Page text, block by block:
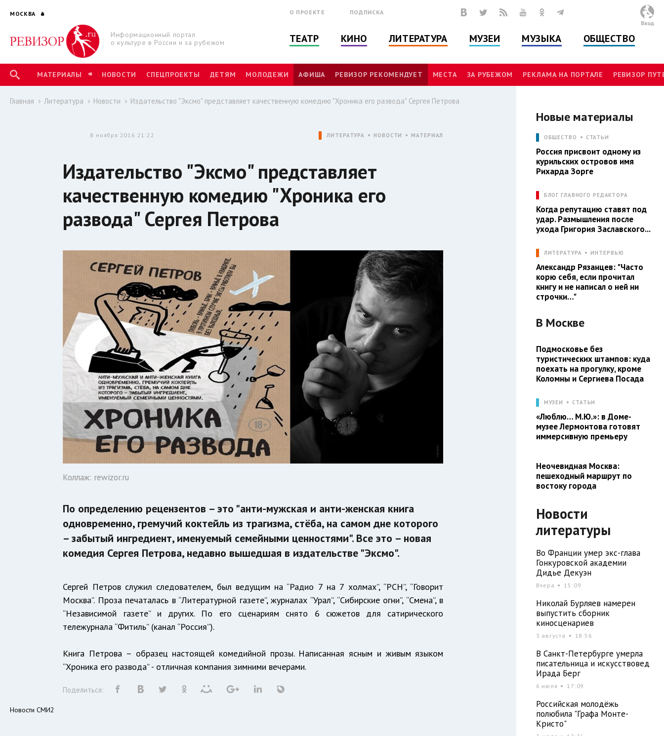
МОСКВА
Информационный портал
о культуре в России и за рубежом
О ПРОЕКТЕ ПОДПИСКА
ТЕАТР КИНО ЛИТЕРАТУРА МУЗЕИ МУЗЫКА ОБЩЕСТВО
Вход
МАТЕРИАЛЫ НОВОСТИ СПЕЦПРОЕКТЫ ДЕТЯМ МОЛОДЕЖИ АФИША РЕВИЗОР РЕКОМЕНДУЕТ МЕСТА ЗА РУБЕЖОМ РЕКЛАМА НА ПОРТАЛЕ РЕВИЗОР
Главная Литература Новости Издательство "Эксмо" представляет качественную комедию "Хроника его развода" Сергея Петрова
8 ноября 2016 21:22 ЛИТЕРАТУРА НОВОСТИ МАТЕРИАЛ
Издательство "Эксмо" представляет
качественную комедию "Хроника его
развода" Сергея Петрова
Коллаж: rewizor.ru
По определению рецензентов – это "анти-мужская и анти-женская книга
одновременно, гремучий коктейль из трагизма, стёба, на самом дне которого
– забытый ингредиент, именуемый семейными ценностями". Все это – новая
комедия Сергея Петрова, недавно вышедшая в издательстве "Эксмо".
Сергей Петров служил следователем, был ведущим на “Радио 7 на 7 холмах”, “РСН”, “Говорит
Москва”. Проза печаталась в “Литературной газете”, журналах “Урал”, “Сибирские огни”, “Смена”, в
“Независимой газете” и других. По его сценариям снято 6 сюжетов для сатирического
тележурнала “Фитиль” (канал “Россия”).
Книга Петрова – образец настоящей комедийной прозы. Написанная ясным и живым языком
“Хроника его развода” - отличная компания зимними вечерами.
Поделиться:
Новости СМИ2
Новые материалы
ОБЩЕСТВО СТАТЬИ
Россия присвоит одному из
курильских островов имя
Рихарда Зорге
БЛОГ ГЛАВНОГО РЕДАКТОРА
Когда репутацию ставят под
удар. Размышления после
ухода Григория Заславского...
ЛИТЕРАТУРА ИНТЕРВЬЮ
Александр Рязанцев: "Часто
корю себя, если прочитал
книгу и не написал о ней ни
строчки…"
В Москве
Подмосковье без
туристических штампов: куда
поехать на прогулку, кроме
Коломны и Сергиева Посада
МУЗЕИ СТАТЬИ
«Люблю… М.Ю.»: в Доме-
музее Лермонтова готовят
иммерсивную премьеру
Неочевидная Москва:
пешеходный маршрут по
востоку города
Новости
литературы
Во Франции умер экс-глава
Гонкуровской академии
Дидье Декуэн
Вчера 15:09
Николай Бурляев намерен
выпустить сборник
киносценариев
3 августа 18:56
В Санкт-Петербурге умерла
писательница и искусствовед
Ирада Берг
6 июля 17:09
Российская молодёжь
полюбила "Графа Монте-
Кристо"